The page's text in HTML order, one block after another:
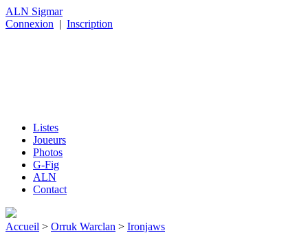
ALN Sigmar
Connexion | Inscription
Listes
Joueurs
Photos
G-Fig
ALN
Contact
Accueil > Orruk Warclan > Ironjaws